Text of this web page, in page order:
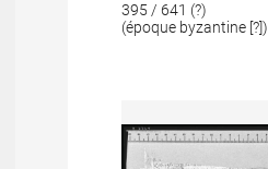
395 / 641 (?)
(époque byzantine [?])